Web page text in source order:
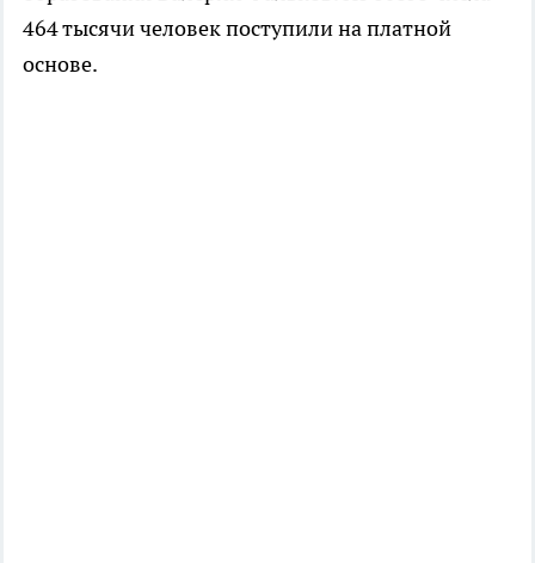
464 тысячи человек поступили на платной
основе.